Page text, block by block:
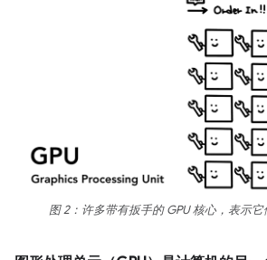
图 2：许多带有扳手的 GPU 核心，表示